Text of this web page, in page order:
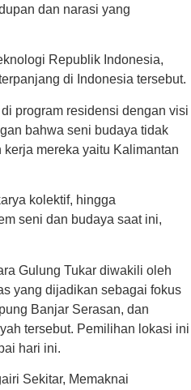
dan narasi yang
Republik Indonesia,
di Indonesia tersebut.
program residensi dengan visi
bahwa seni budaya tidak
mereka yaitu Kalimantan
kolektif, hingga
seni dan budaya saat ini,
Gulung Tukar diwakili oleh
yang dijadikan sebagai fokus
Banjar Serasan, dan
tersebut. Pemilihan lokasi ini
hari ini.
Sekitar, Memaknai